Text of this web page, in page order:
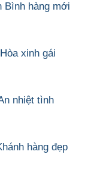
Bình hàng mới
xinh gái
nhiệt tình
hàng đẹp